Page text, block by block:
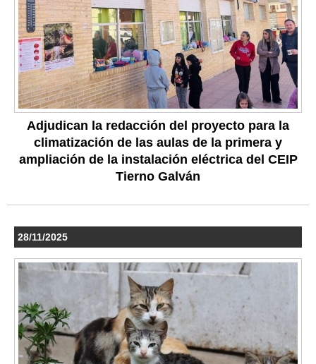
Adjudican la redacción del proyecto para la
climatización de las aulas de la primera y
ampliación de la instalación eléctrica del CEIP
Tierno Galván
28/11/2025